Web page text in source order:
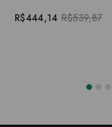
R$444,14 R$539,87